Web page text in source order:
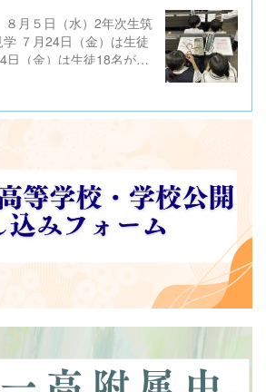
研修医、土浦一高出身医
剤師から、それぞれメッ
た。特に後者では、メッ
者の性格に違いはある
分で決めた勉強のルール
が次々と出ましたが、そ
たちは、本音で答えてく
、この病院で医師として
しても医学部合格に達す
の道を諦めた人もたくさん
しい現実も語られました。
う道を目指す生徒たちに、
８月５日（水）2年次生筑
７月24日（金）は生徒
日（金）は生徒18名が参
見学） → 模擬演習「聴診
→ 講話「筑波大学・附
て」の順番で実施されま
場所を見学し、病院の現
できました。模擬演習
測定」では、始め悪戦苦
に慣れ、正しい測定ができ
満足した表情を浮かべてい
くれたため、生徒たちは大
の夢を新たにしたようで